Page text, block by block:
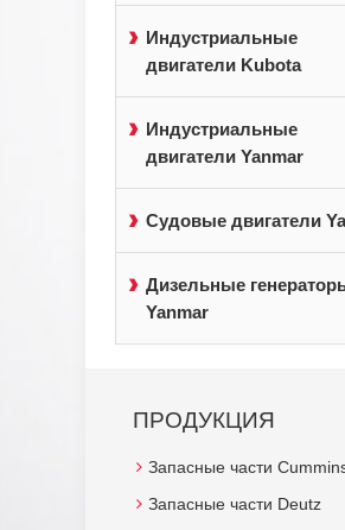
Индустриальные
двигатели Kubota
Индустриальные
двигатели Yanmar
Судовые двигатели
Дизельные
Yanmar
ПРОДУКЦИЯ
Запасные части
Запасные части Deutz